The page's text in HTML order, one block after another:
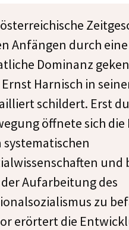
Anfängen durch
Dominanz
Harnisch in
schildert. Erst
öffnete sich die
systematischen
und
Aufarbeitung des
zu
erörtert die